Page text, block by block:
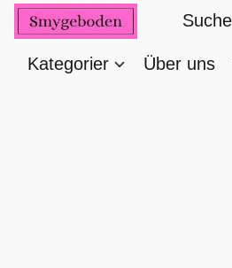
Kategorier Über uns